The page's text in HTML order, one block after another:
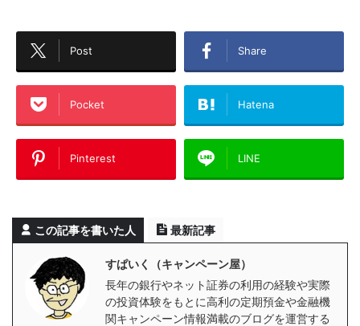
Post Share
Pocket Hatena
Pinterest LINE
この記事を書いた人 最新記事
すぱいく（キャンペーン屋）
長年の銀行やネット証券の利用の経験や実際
の投資体験をもとに高利の定期預金や金融機
関キャンペーン情報満載のブログを運営する